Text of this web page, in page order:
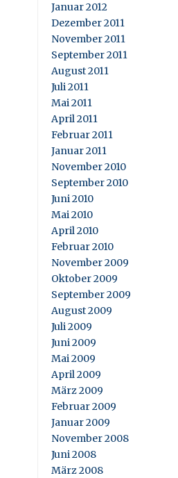
Januar 2012
Dezember 2011
November 2011
September 2011
August 2011
Juli 2011
Mai 2011
April 2011
Februar 2011
Januar 2011
November 2010
September 2010
Juni 2010
Mai 2010
April 2010
Februar 2010
November 2009
Oktober 2009
September 2009
August 2009
Juli 2009
Juni 2009
Mai 2009
April 2009
März 2009
Februar 2009
Januar 2009
November 2008
Juni 2008
März 2008